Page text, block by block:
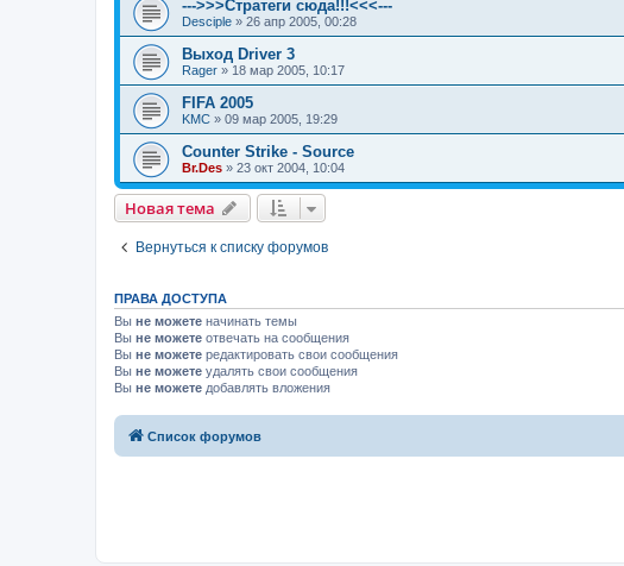
--->>>Стратеги сюда!!!<<<---
Desciple » 26 апр 2005, 00:28
Выход Driver 3
Rager » 18 мар 2005, 10:17
FIFA 2005
KMC » 09 мар 2005, 19:29
Counter Strike - Source
Br.Des » 23 окт 2004, 10:04
Новая тема
Вернуться к списку форумов
ПРАВА ДОСТУПА
Вы не можете начинать темы
Вы не можете отвечать на сообщения
Вы не можете редактировать свои сообщения
Вы не можете удалять свои сообщения
Вы не можете добавлять вложения
Список форумов